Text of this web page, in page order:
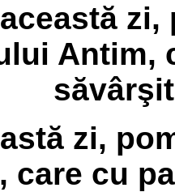
zi,
Antim,
zi,
care cu